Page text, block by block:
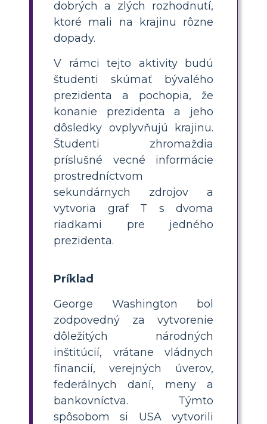
dobrých a zlých rozhodnutí,
ktoré mali na krajinu rôzne
dopady.
V rámci tejto aktivity budú
študenti skúmať bývalého
prezidenta a pochopia, že
konanie prezidenta a jeho
dôsledky ovplyvňujú krajinu.
Študenti zhromaždia
príslušné vecné informácie
prostredníctvom
sekundárnych zdrojov a
vytvoria graf T s dvoma
riadkami pre jedného
prezidenta.
Príklad
George Washington bol
zodpovedný za vytvorenie
dôležitých národných
inštitúcií, vrátane vládnych
financií, verejných úverov,
federálnych daní, meny a
bankovníctva. Týmto
spôsobom si USA vytvorili